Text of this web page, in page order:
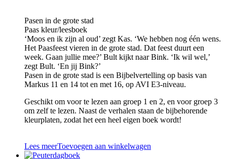
Pasen in de grote stad
Paas kleur/leesboek
‘Moos en ik zijn al oud’ zegt Kas. ‘We hebben nog één wens.
Het Paasfeest vieren in de grote stad. Dat feest duurt een
week. Gaan jullie mee?’ Bult kijkt naar Bink. ‘Ik wil wel,’
zegt Bult. ‘En jij Bink?’
Pasen in de grote stad is een Bijbelvertelling op basis van
Markus 11 en 14 tot en met 16, op AVI E3-niveau.
Geschikt om voor te lezen aan groep 1 en 2, en voor groep 3
om zelf te lezen. Naast de verhalen staan de bijbehorende
kleurplaten, zodat het een heel eigen boek wordt!
Lees meerToevoegen aan winkelwagen